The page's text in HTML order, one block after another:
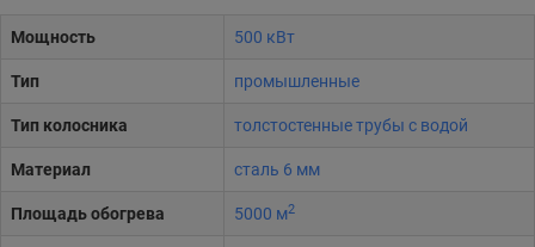
Мощность 500 кВт
Тип промышленные
Тип колосника толстостенные трубы с водой
Материал сталь 6 мм
Площадь обогрева 5000 м2